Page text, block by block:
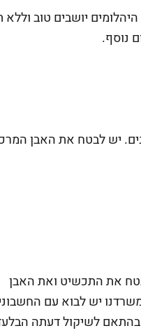
יושבים טוב וללא
נוסף.
יש לבטח את האבן
את התכשיט ואת האבן
יש לבוא עם
לשיקול דעתה